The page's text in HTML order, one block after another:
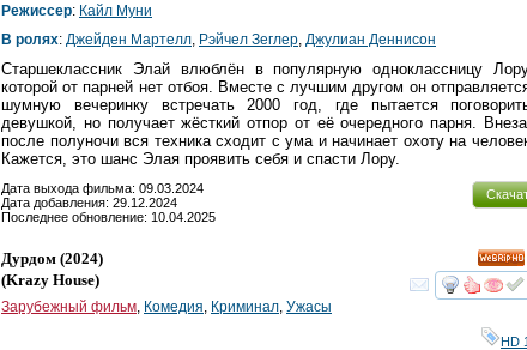
Режиссер: Кайл Муни
В ролях: Джейден Мартелл, Рэйчел Зеглер, Джулиан Деннисон
Старшеклассник Элай влюблён в популярную одноклассницу
которой от парней нет отбоя. Вместе с лучшим другом он
шумную вечеринку встречать 2000 год, где пытается
девушкой, но получает жёсткий отпор от её очередного парня.
после полуночи вся техника сходит с ума и начинает охоту на
Кажется, это шанс Элая проявить себя и спасти Лору.
Дата выхода фильма: 09.03.2024
Дата добавления: 29.12.2024
Последнее обновление: 10.04.2025
HD
Дурдом (2024)
(Krazy House)
Зарубежный фильм Комедия Криминал Ужасы
HD